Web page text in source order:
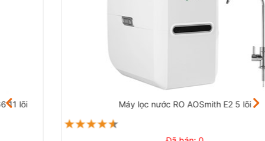
Hệ thống lọc 8 lõiMáy lọc nước RO AOSmith E2 5 lõi